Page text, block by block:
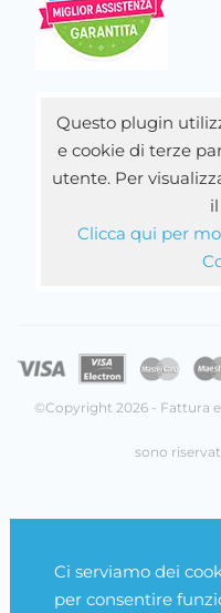
Ci serviamo dei
per consentire
Questo plugin
e cookie di terze
utente. Per
Clicca qui per
©Copyright 2026 - Fattura
sono